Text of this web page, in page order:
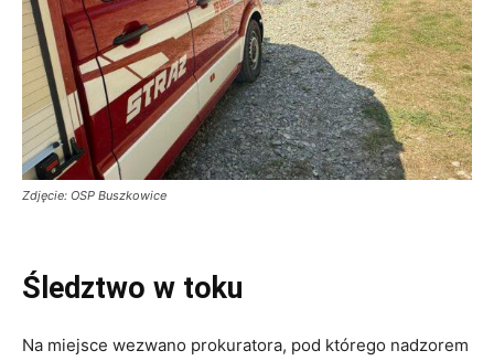
Zdjęcie: OSP Buszkowice
Śledztwo w toku
Na miejsce wezwano prokuratora, pod którego nadzorem